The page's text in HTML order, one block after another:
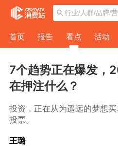
首页 报告 看点 活动
7个趋势正在爆发，
在押注什么？
投资，正在从为遥远的梦想
投票。
王璐